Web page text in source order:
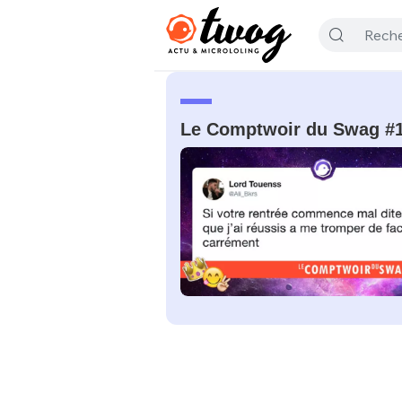
Le Comptwoir du Swag